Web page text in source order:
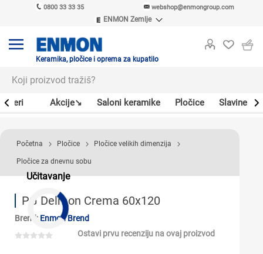
0800 33 33 35 webshop@enmongroup.com
ENMON Zemlje
ENMON MKD
Keramika, pločice i oprema za kupatilo
Akcije↘ Saloni keramike Pločice Slavine
Učitavanje
Početna Pločice Pločice velikih dimenzija
Pločice za dnevnu sobu
PG Delmon Crema 60x120
Brend: Enmon Brend
Ostavi prvu recenziju na ovaj proizvod